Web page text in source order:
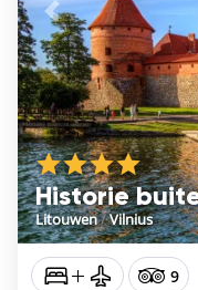
Historie
Litouwen/Vilnius
Vorige
9